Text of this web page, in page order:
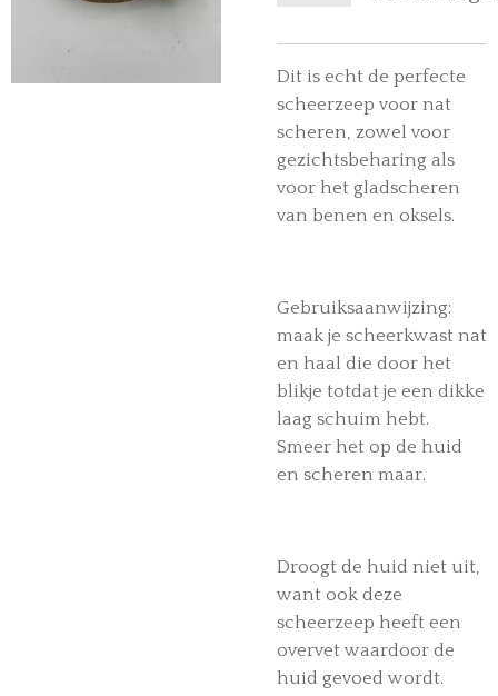
Dit is echt de perfecte
scheerzeep voor nat
scheren, zowel voor
gezichtsbeharing als
voor het gladscheren
van benen en oksels.
Gebruiksaanwijzing:
maak je scheerkwast nat
en haal die door het
blikje totdat je een dikke
laag schuim hebt.
Smeer het op de huid
en scheren maar.
Droogt de huid niet uit,
want ook deze
scheerzeep heeft een
overvet waardoor de
huid gevoed wordt.